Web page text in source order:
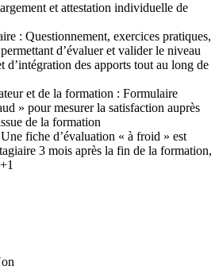
et attestation individuelle de
: Questionnement, exercices pratiques,
d’évaluer et valider le niveau
d’intégration des apports tout au long de
et de la formation : Formulaire
» pour mesurer la satisfaction auprès
de la formation
fiche d’évaluation « à froid » est
3 mois après la fin de la formation,